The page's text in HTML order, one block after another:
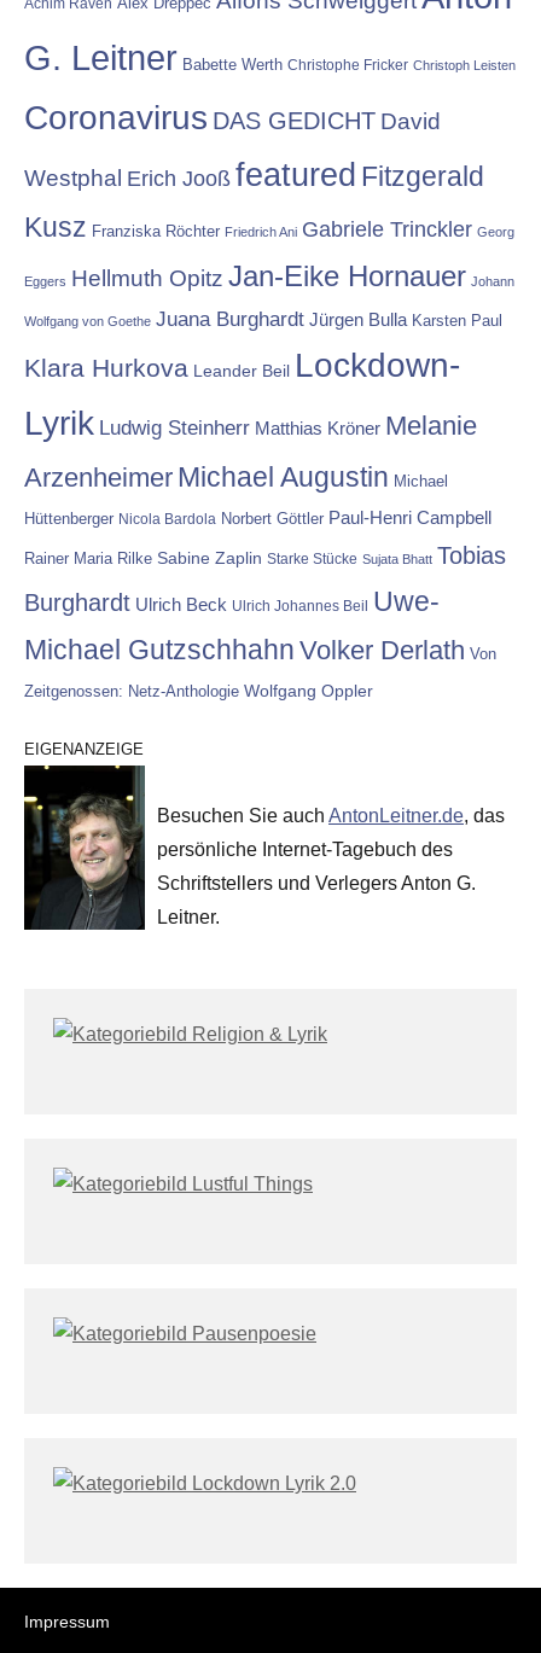
G. Leitner Babette Werth Christophe Fricker Christoph Leisten
Coronavirus DAS GEDICHT David
Westphal Erich Jooß featured Fitzgerald
Kusz Franziska Röchter Friedrich Ani Gabriele Trinckler Georg
Eggers Hellmuth Opitz Jan-Eike Hornauer Johann
Wolfgang von Goethe Juana Burghardt Jürgen Bulla Karsten Paul
Klara Hurkova Leander Beil Lockdown-
Lyrik Ludwig Steinherr Matthias Kröner Melanie
Arzenheimer Michael Augustin Michael
Hüttenberger Nicola Bardola Norbert Göttler Paul-Henri Campbell
Rainer Maria Rilke Sabine Zaplin Starke Stücke Sujata Bhatt Tobias
Burghardt Ulrich Beck Ulrich Johannes Beil Uwe-
Michael Gutzschhahn Volker Derlath Von
Zeitgenossen: Netz-Anthologie Wolfgang Oppler
EIGENANZEIGE
Besuchen Sie auch AntonLeitner.de, das
persönliche Internet-Tagebuch des
Schriftstellers und Verlegers Anton G.
Leitner.
Impressum